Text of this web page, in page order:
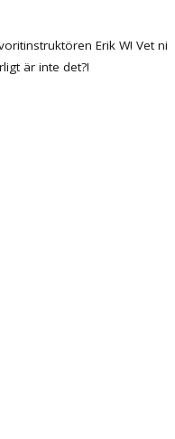
Erik W! Vet ni
är inte det?!